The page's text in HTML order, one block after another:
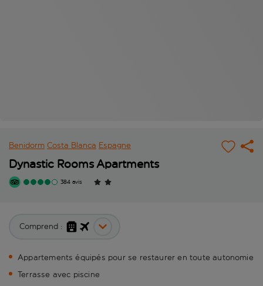
Benidorm Costa Blanca Espagne
Dynastic Rooms Apartments
384 avis
Comprend :
Appartements équipés pour se restaurer en toute autonomie
Terrasse avec piscine